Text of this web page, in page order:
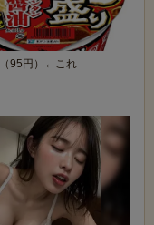
（95円）←これ